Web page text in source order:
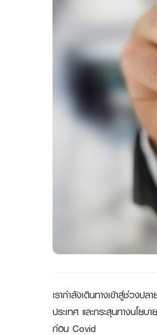
เรากำลังเดินทางเข้าสู่ช่วงป
ประเทศ และกระสุนทางนโย
ก่อน Covid